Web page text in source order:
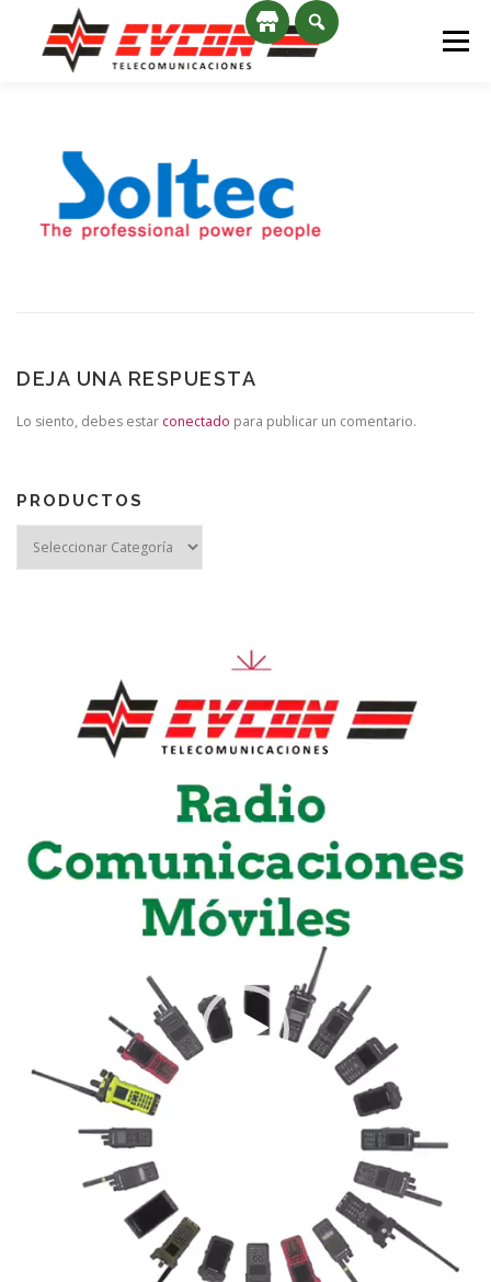
Saltar al contenido
Menú
NOVEDADES
DEJA UNA RESPUESTA
Lo siento, debes estar conectado para publicar un comentario.
PRODUCTOS